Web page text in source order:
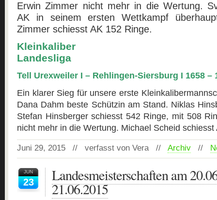
Erwin Zimmer nicht mehr in die Wertung.
AK in seinem ersten Wettkampf
Zimmer schiesst AK 152 Ringe.
Kleinkaliber
Landesliga
Tell Urexweiler I – Rehlingen-Siersburg I 1658 –
Ein klarer Sieg für unsere erste
Dana Dahm beste Schützin am Stand. Niklas
Stefan Hinsberger schiesst 542 Ringe, mit 508
nicht mehr in die Wertung. Michael Scheid schiesst
Juni 29, 2015 // verfasst von Vera // Archiv //
JUN
23 Landesmeisterschaften am
21.06.2015